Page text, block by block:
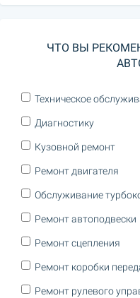
ЧТО ВЫ
Техническое
Диагностику
Кузовной ремонт
Ремонт двигателя
Обслуживание
Ремонт автоподвески
Ремонт сцепления
Ремонт коробки
Ремонт рулевого